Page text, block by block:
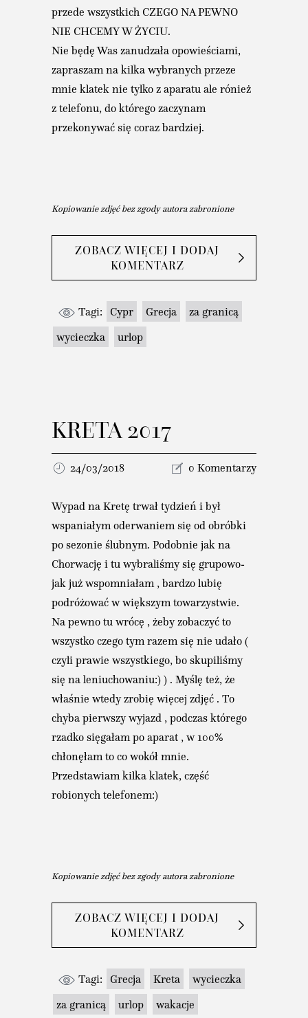
przede wszystkich CZEGO NA PEWNO
NIE CHCEMY W ŻYCIU.
Nie będę Was zanudzała opowieściami,
zapraszam na kilka wybranych przeze
mnie klatek nie tylko z aparatu ale rónież
z telefonu, do którego zaczynam
przekonywać się coraz bardziej.
Kopiowanie zdjęć bez zgody autora zabronione
ZOBACZ WIĘCEJ I DODAJ
KOMENTARZ
Tagi: Cypr Grecja
za granicą
wycieczka
urlop
KRETA 2017
24/03/2018 0 Komentarzy
Wypad na Kretę trwał tydzień i był
wspaniałym oderwaniem się od obróbki
po sezonie ślubnym. Podobnie jak na
Chorwację i tu wybraliśmy się grupowo-
jak już wspomniałam , bardzo lubię
podróżować w większym towarzystwie.
Na pewno tu wrócę , żeby zobaczyć to
wszystko czego tym razem się nie udało (
czyli prawie wszystkiego, bo skupiliśmy
się na leniuchowaniu:) ) . Myślę też, że
właśnie wtedy zrobię więcej zdjęć . To
chyba pierwszy wyjazd , podczas którego
rzadko sięgałam po aparat , w 100%
chłonęłam to co wokół mnie.
Przedstawiam kilka klatek, część
robionych telefonem:)
Kopiowanie zdjęć bez zgody autora zabronione
ZOBACZ WIĘCEJ I DODAJ
KOMENTARZ
Tagi: Grecja Kreta
wycieczka
za granicą
urlop wakacje